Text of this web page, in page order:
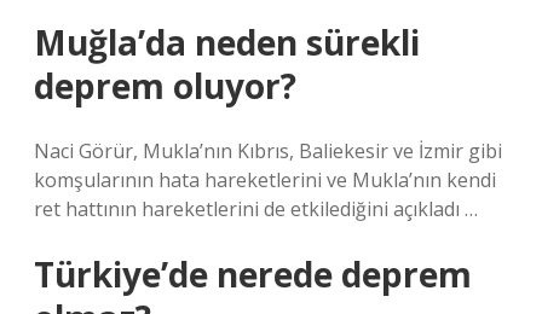
Muğla’da neden sürekli
deprem oluyor?
Naci Görür, Mukla’nın Kıbrıs, Baliekesir ve İzmir gibi
komşularının hata hareketlerini ve Mukla’nın kendi
ret hattının hareketlerini de etkilediğini açıkladı …
Türkiye’de nerede deprem